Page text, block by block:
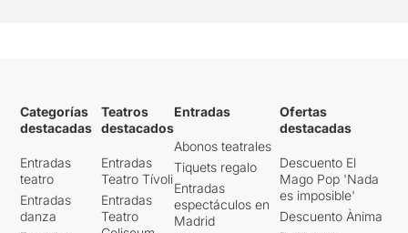
Categorías
destacadas
Entradas
teatro
Entradas
danza
Teatros
destacados
Entradas
Teatro Tívoli
Entradas
Teatro
Entradas
Abonos teatrales
Tiquets regalo
Entradas
espectáculos en
Madrid
Ofertas
destacadas
Descuento El
Mago Pop 'Nada
es imposible'
Descuento Ànima